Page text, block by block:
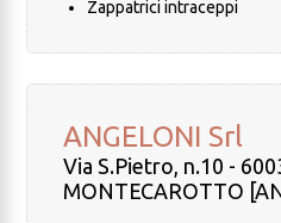
Zappatrici intraceppi
ANGELONI Srl
Via S.Pietro, n.10 -
MONTECAROTTO